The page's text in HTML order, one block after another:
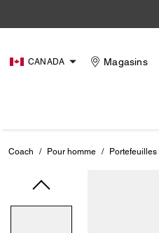
CANADA Magasins
Coach / Pour homme / Portefeuilles